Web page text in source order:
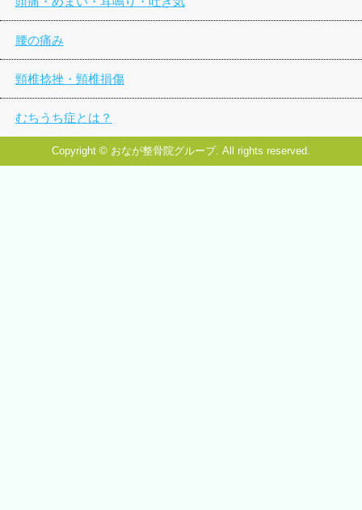
腰の痛み
頸椎捻挫・頸椎損傷
むちうち症とは？
Copyright © おなが整骨院グループ. All rights reserved.